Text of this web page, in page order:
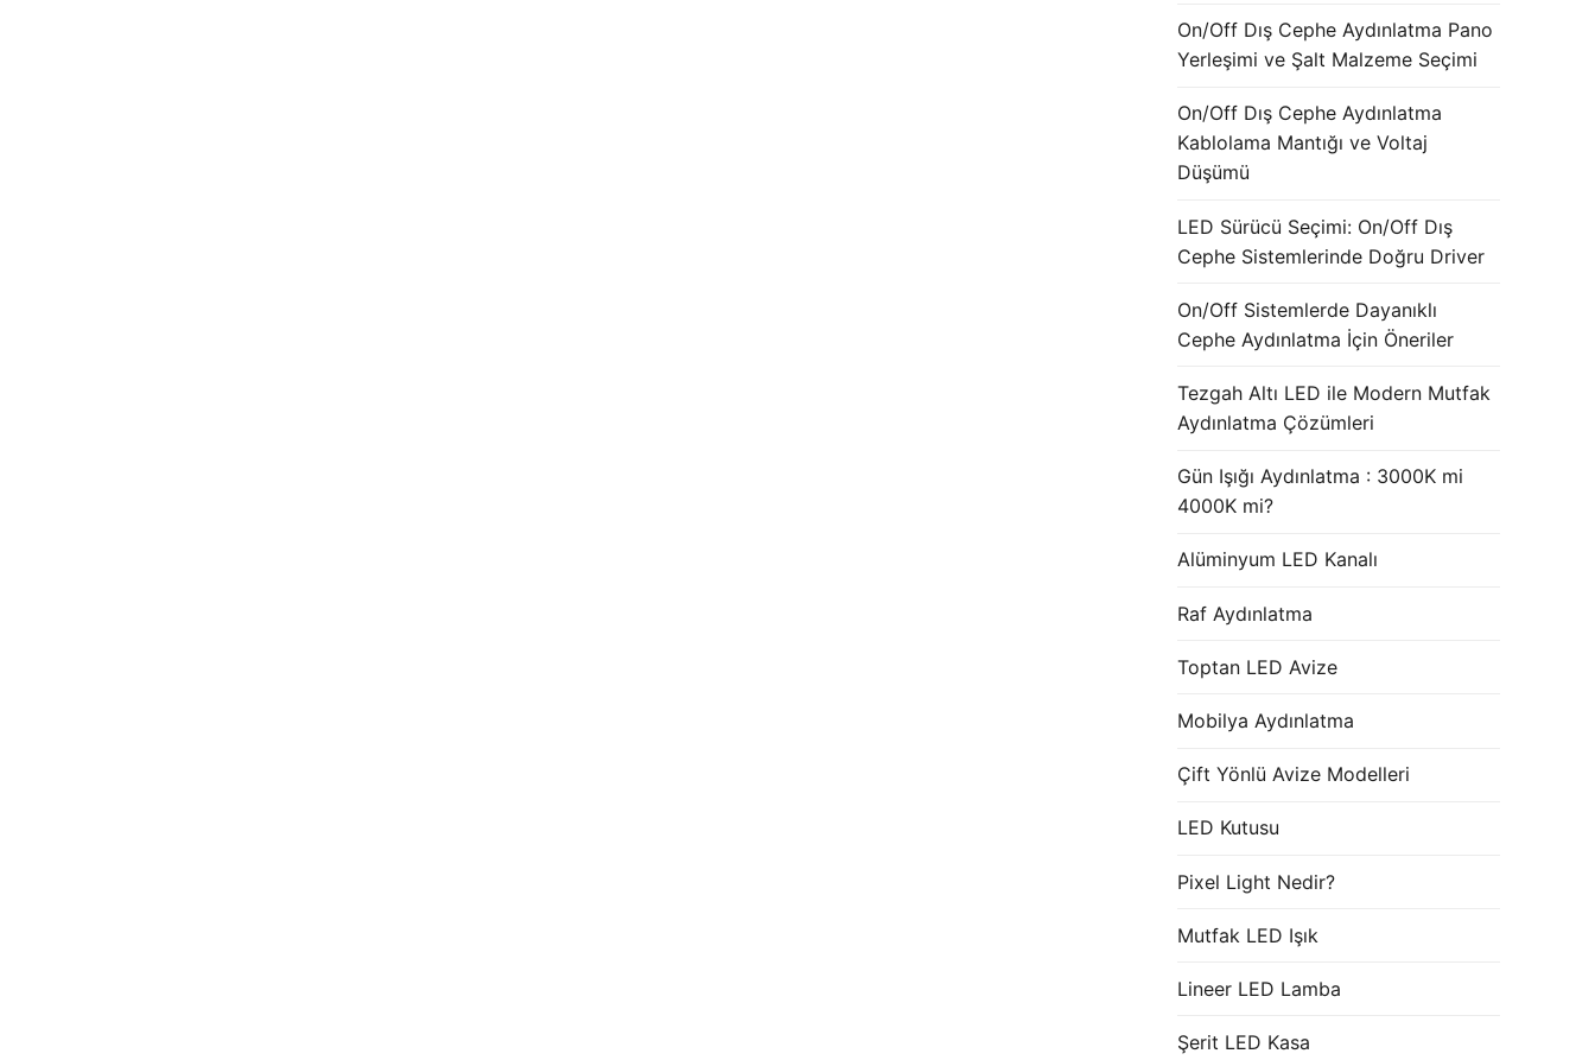
On/Off Dış Cephe Aydınlatma Pano
Yerleşimi ve Şalt Malzeme Seçimi
On/Off Dış Cephe Aydınlatma
Kablolama Mantığı ve Voltaj
Düşümü
LED Sürücü Seçimi: On/Off Dış
Cephe Sistemlerinde Doğru Driver
On/Off Sistemlerde Dayanıklı
Cephe Aydınlatma İçin Öneriler
Tezgah Altı LED ile Modern Mutfak
Aydınlatma Çözümleri
Gün Işığı Aydınlatma : 3000K mi
4000K mi?
Alüminyum LED Kanalı
Raf Aydınlatma
Toptan LED Avize
Mobilya Aydınlatma
Çift Yönlü Avize Modelleri
LED Kutusu
Pixel Light Nedir?
Mutfak LED Işık
Lineer LED Lamba
Şerit LED Kasa